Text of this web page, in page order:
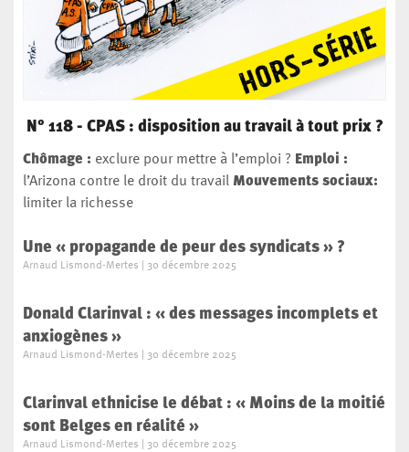
Une « propagande de peur des syndicats » ?
Arnaud Lismond-Mertes 30 décembre 2025
Donald Clarinval : « des messages incomplets et
anxiogènes »
Arnaud Lismond-Mertes 30 décembre 2025
Clarinval ethnicise le débat : « Moins de la moitié
sont Belges en réalité »
Arnaud Lismond-Mertes 30 décembre 2025
N° 118 - CPAS : disposition au travail à tout prix ?
Chômage : exclure pour mettre à l’emploi ? Emploi :
l’Arizona contre le droit du travail Mouvements sociaux:
limiter la richesse